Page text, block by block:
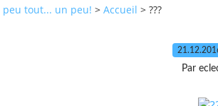
tout... un peu! > Accueil > ???
Par